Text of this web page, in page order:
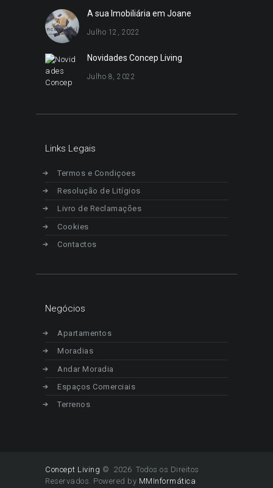
A sua Imobiliária em Joane
Julho 12, 2022
Novidades Concep Living
Julho 8, 2022
Links Legais
Termos e Condiçoes
Resolução de Litígios
Livro de Reclamações
Cookies
Contactos
Negócios
Apartamentos
Moradias
Andar Moradia
Espaços Comerciais
Terrenos
Concept Living © 2026 Todos os Direitos
Reservados. Powered by MMInformática